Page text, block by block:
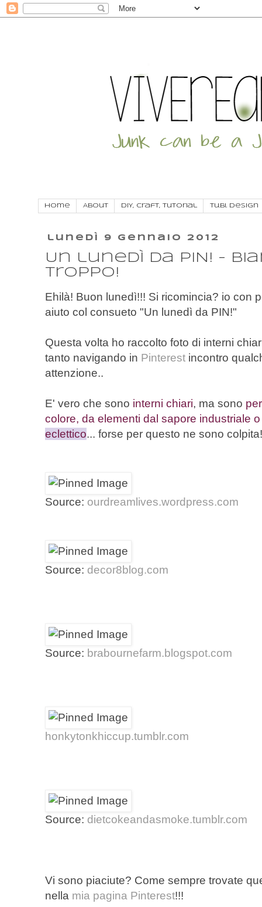
Home About DIY, craft, tutorial Tu.Bi. Design
lunedì 9 gennaio 2012
Un lunedì da PIN! -
troppo!
Ehilà! Buon lunedì!!! Si ricomincia? io con
aiuto col consueto "Un lunedì da PIN!"
Questa volta ho raccolto foto di interni
tanto navigando in Pinterest incontro
attenzione..
E' vero che sono interni chiari, ma sono
colore, da elementi dal sapore industriale
eclettico... forse per questo ne sono colpita!
Source: ourdreamlives.wordpress.com
Source: decor8blog.com
Source: brabournefarm.blogspot.com
honkytonkhiccup.tumblr.com
Source: dietcokeandasmoke.tumblr.com
Vi sono piaciute? Come sempre trovate
nella mia pagina Pinterest!!!